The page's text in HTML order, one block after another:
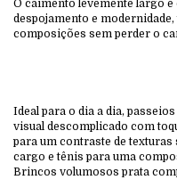
O caimento levemente largo
despojamento e
composições sem perder o
Ideal para o dia a dia,
visual descomplicado com
para um contraste de
cargo e tênis para uma
Brincos volumosos prata